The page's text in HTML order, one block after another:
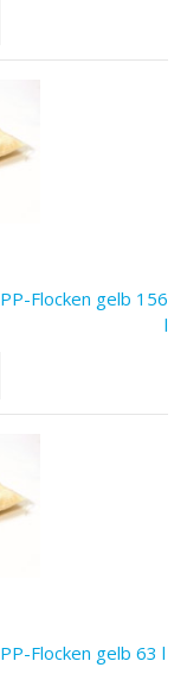
Flocken gelb 156
l
Flocken gelb 63 l